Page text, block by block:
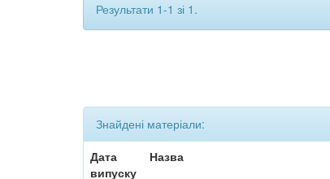
Результати 1-1 зі 1.
Знайдені матеріали:
Дата
випуску
Назва